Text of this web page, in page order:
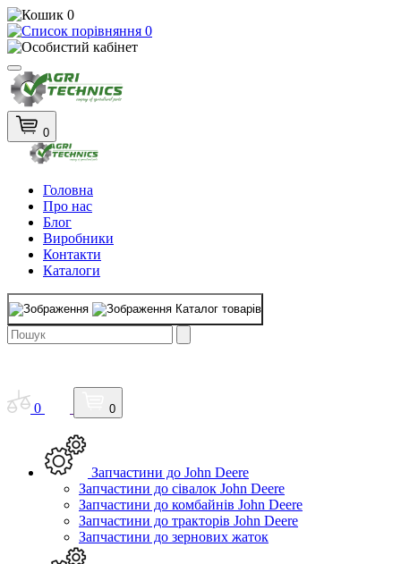
0
0
0
Головна
Про нас
Блог
Виробники
Контакти
Каталоги
Каталог товарів
0 0
Запчастини до John Deere
Запчастини до сівалок John Deere
Запчастини до комбайнів John Deere
Запчастини до тракторів John Deere
Запчастини до зернових жаток